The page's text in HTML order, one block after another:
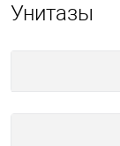
Унитазы